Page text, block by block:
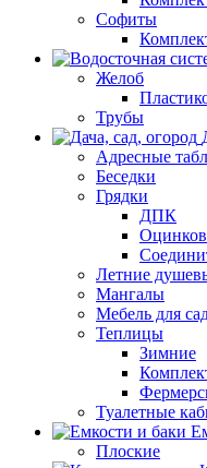
Софиты
Желоб
Трубы
Адресные
Беседки
Грядки
ДПК
Летние
Мангалы
Мебель для
Теплицы
Зимние
Туалетные
Плоские